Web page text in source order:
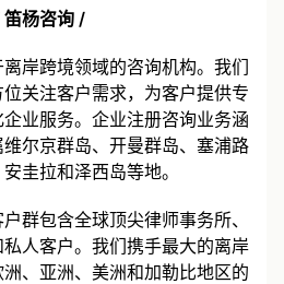
笛杨咨询 /
岸跨境领域的咨询机构。我们
关注客户需求，为客户提供专
业服务。企业注册咨询业务涵
尔京群岛、开曼群岛、塞浦路
圭拉和泽西岛等地。
群包含全球顶尖律师事务所、
人客户。我们携手最大的离岸
、亚洲、美洲和加勒比地区的